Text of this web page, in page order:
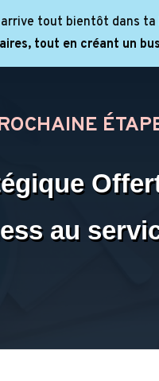
tout bientôt dans
tout en créant un
au